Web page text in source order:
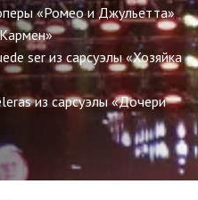
«Ромео и Джульетта»
ser из сарсуэлы «Хозяйка
из сарсуэлы «Дочери